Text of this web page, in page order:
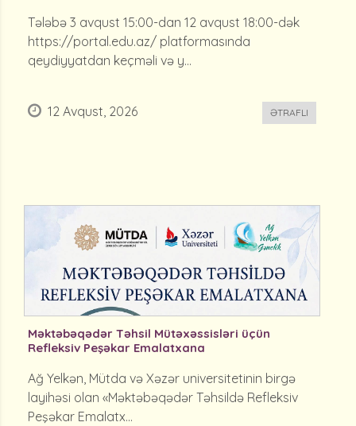
Tələbə 3 avqust 15:00-dan 12 avqust 18:00-dək
https://portal.edu.az/ platformasında
qeydiyyatdan keçməli və y...
12 Avqust, 2026 ƏTRAFLI
Məktəbəqədər Təhsil Mütəxəssisləri üçün
Refleksiv Peşəkar Emalatxana
Ağ Yelkən, Mütda və Xəzər universitetinin birgə
layihəsi olan «Məktəbəqədər Təhsildə Refleksiv
Peşəkar Emalatx...